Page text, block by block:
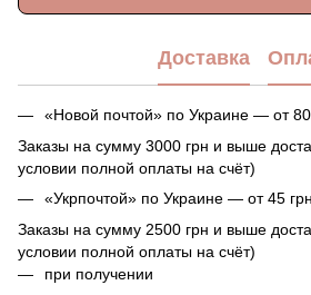
Доставка
«Новой почтой» по Украине — от 80
Заказы на сумму 3000 грн и выше
условии полной оплаты на счёт)
«Укрпочтой» по Украине — от 45 грн.
Заказы на сумму 2500 грн и выше
условии полной оплаты на счёт)
при получении